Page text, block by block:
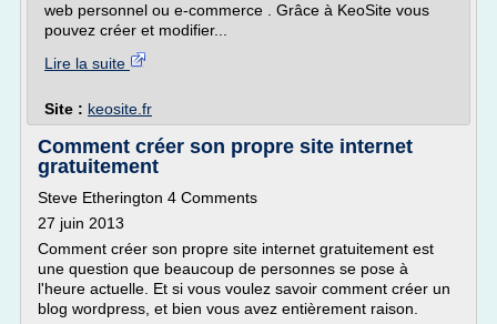
web personnel ou e-commerce . Grâce à KeoSite vous
pouvez créer et modifier...
Lire la suite
Site : keosite.fr
Comment créer son propre site internet
gratuitement
Steve Etherington 4 Comments
27 juin 2013
Comment créer son propre site internet gratuitement est
une question que beaucoup de personnes se pose à
l'heure actuelle. Et si vous voulez savoir comment créer un
blog wordpress, et bien vous avez entièrement raison.